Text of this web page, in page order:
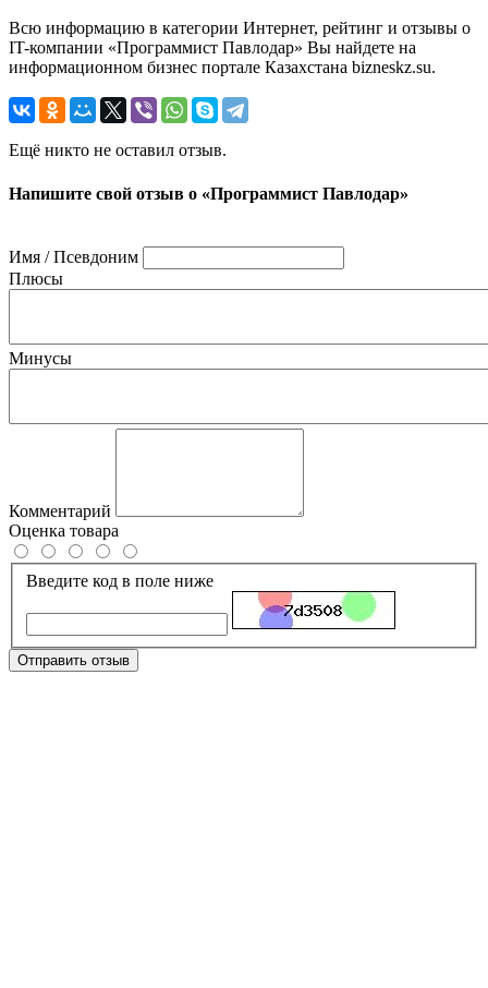
Всю информацию в категории Интернет, рейтинг и отзывы о
IT-компании «Программист Павлодар» Вы найдете на
информационном бизнес портале Казахстана bizneskz.su.
Ещё никто не оставил отзыв.
Напишите свой отзыв о «Программист Павлодар»
Имя / Псевдоним
Плюсы
Минусы
Комментарий
Оценка товара
Введите код в поле ниже
Отправить отзыв